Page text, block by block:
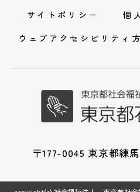
サイトポリシー
個
ウェブアクセシビリティ
〒177-0045 東京都練